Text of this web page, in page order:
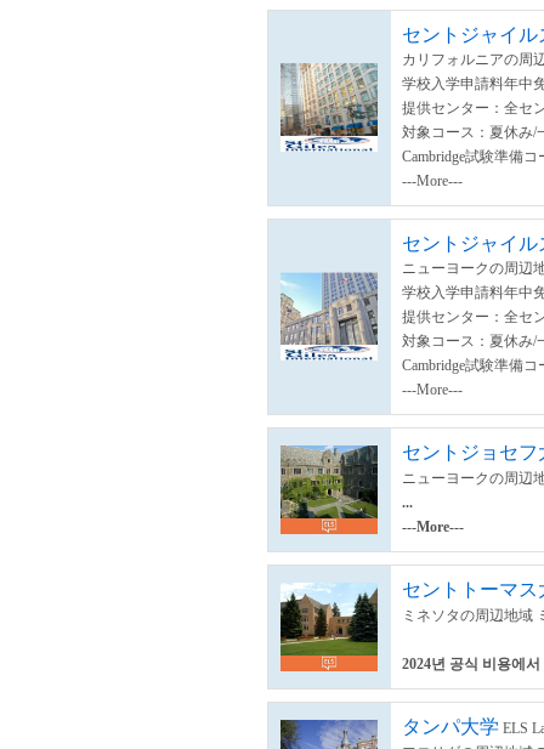
セントジャイ
カリフォルニアの周
学校入学申請料年中
提供センター：全セ
対象コース：夏休み/
Cambridge試験準備
---More---
セントジャイ
ニューヨークの周辺
学校入学申請料年中
提供センター：全セ
対象コース：夏休み/
Cambridge試験準備
---More---
セントジョセフ
ニューヨークの周辺
...
---More---
セントトーマ
ミネソタの周辺地域
2024년 공식 비용에
タンパ大学 ELS